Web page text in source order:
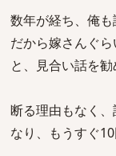
数年が経ち、俺
だから嫁さんぐら
と、見合い話を勧
断る理由もなく
なり、もうすぐ